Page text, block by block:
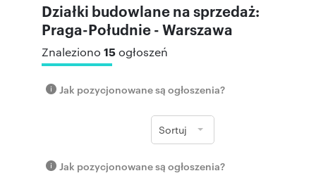
Działki budowlane na sprzedaż:
Praga-Południe - Warszawa
Znaleziono 15ogłoszeń
Jak pozycjonowane są ogłoszenia?
Sortuj
Jak pozycjonowane są ogłoszenia?